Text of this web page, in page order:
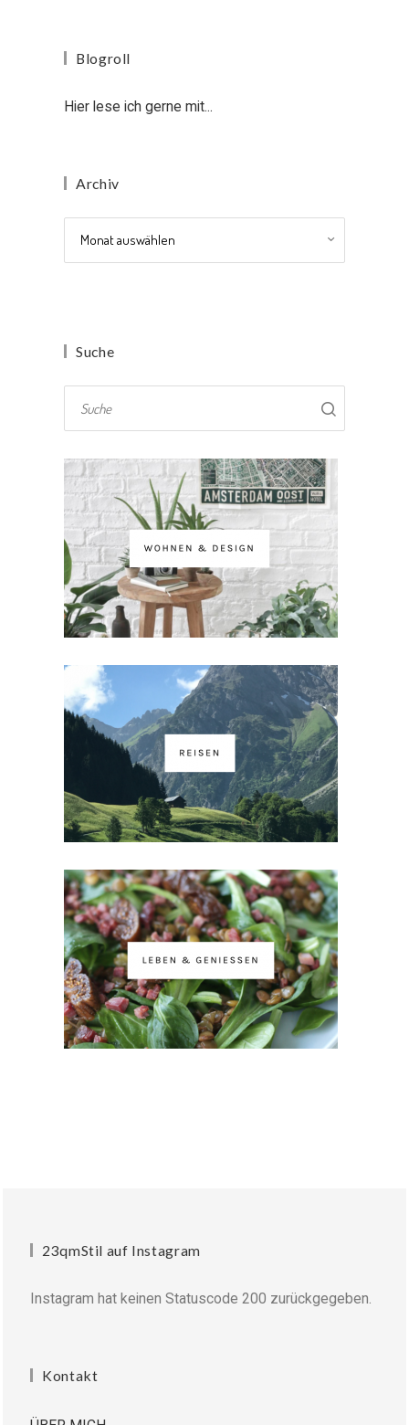
Blogroll
Hier lese ich gerne mit...
Archiv
Suche
23qmStil auf Instagram
Instagram hat keinen Statuscode 200 zurückgegeben.
Kontakt